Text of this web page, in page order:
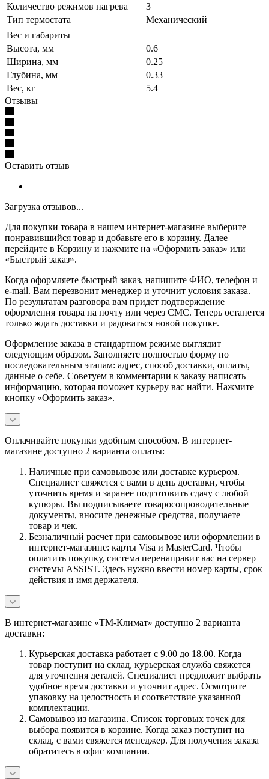
Количество режимов нагрева
3
Тип термостата
Механический
Вес и габариты
Высота, мм
0.6
Ширина, мм
0.25
Глубина, мм
0.33
Вес, кг
5.4
Отзывы
Оставить отзыв
Загрузка отзывов...
Для покупки товара в нашем интернет-магазине выберите
понравившийся товар и добавьте его в корзину. Далее
перейдите в Корзину и нажмите на «Оформить заказ» или
«Быстрый заказ».
Когда оформляете быстрый заказ, напишите ФИО, телефон и
e-mail. Вам перезвонит менеджер и уточнит условия заказа.
По результатам разговора вам придет подтверждение
оформления товара на почту или через СМС. Теперь останется
только ждать доставки и радоваться новой покупке.
Оформление заказа в стандартном режиме выглядит
следующим образом. Заполняете полностью форму по
последовательным этапам: адрес, способ доставки, оплаты,
данные о себе. Советуем в комментарии к заказу написать
информацию, которая поможет курьеру вас найти. Нажмите
кнопку «Оформить заказ».
Оплачивайте покупки удобным способом. В интернет-
магазине доступно 2 варианта оплаты:
Наличные при самовывозе или доставке курьером.
Специалист свяжется с вами в день доставки, чтобы
уточнить время и заранее подготовить сдачу с любой
купюры. Вы подписываете товаросопроводительные
документы, вносите денежные средства, получаете
товар и чек.
Безналичный расчет при самовывозе или оформлении в
интернет-магазине: карты Visa и MasterCard. Чтобы
оплатить покупку, система перенаправит вас на сервер
системы ASSIST. Здесь нужно ввести номер карты, срок
действия и имя держателя.
В интернет-магазине «ТМ-Климат» доступно 2 варианта
доставки:
Курьерская доставка работает с 9.00 до 18.00. Когда
товар поступит на склад, курьерская служба свяжется
для уточнения деталей. Специалист предложит выбрать
удобное время доставки и уточнит адрес. Осмотрите
упаковку на целостность и соответствие указанной
комплектации.
Самовывоз из магазина. Список торговых точек для
выбора появится в корзине. Когда заказ поступит на
склад, с вами свяжется менеджер. Для получения заказа
обратитесь в офис компании.